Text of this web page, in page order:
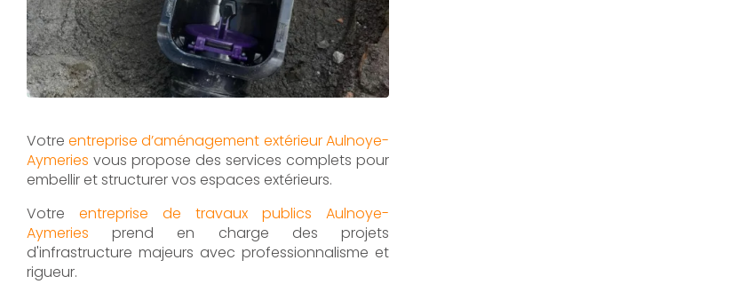
Votreentreprise d’aménagement extérieur Aulnoye-
Aymeries vous propose des services complets pour
embellir et structurer vos espaces extérieurs.
Votre entreprise de travaux publics Aulnoye-
Aymeries prend en charge des projets
d'infrastructure majeurs avec professionnalisme et
rigueur.